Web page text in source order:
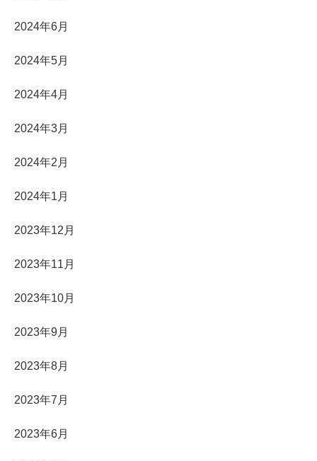
2024年6月
2024年5月
2024年4月
2024年3月
2024年2月
2024年1月
2023年12月
2023年11月
2023年10月
2023年9月
2023年8月
2023年7月
2023年6月